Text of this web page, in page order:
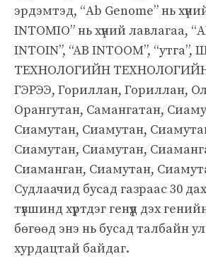
эрдэмтэд, “Ab Genome” нь
INTOMIO” нь хүний ​​лавлагаа,
INTOIN”, “AB INTOOM”,
ТЕХНОЛОГИЙН
ГЭРЭЭ, Гориллан, Гориллан,
Орангутан, Самангатан,
Сиамутан, Сиамутан,
Сиамутан, Сиамутан,
Сиаманган, Сиамутан,
Судлаачид бусад газраас 30
түвшинд хүртдэг генүүд дэх
бөгөөд энэ нь бусад талбайн
хурдацтай байдаг.